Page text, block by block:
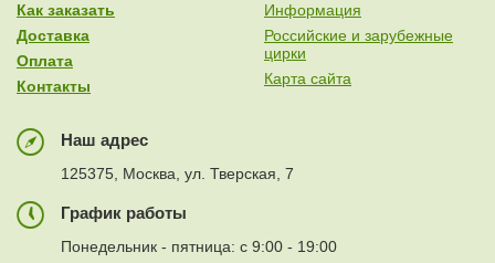
Как заказать
Доставка
Оплата
Контакты
Информация
Российские и зарубежные
цирки
Карта сайта
Наш адрес
125375, Москва, ул. Тверская, 7
График работы
Понедельник - пятница: с 9:00 - 19:00